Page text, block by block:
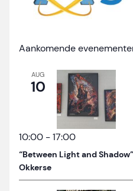
Aankomende
AUG
10
10:00 -17:00
“Between Light and
Okkerse